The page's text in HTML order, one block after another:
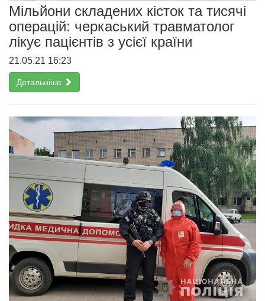
Мільйони складених кісток та тисячі
операцій: черкаський травматолог
лікує пацієнтів з усієї країни
21.05.21 16:23
Детальніше